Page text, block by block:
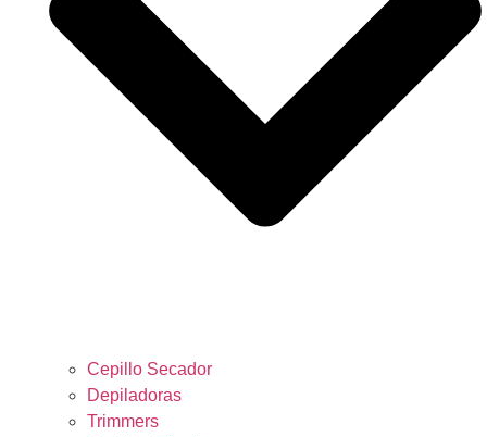
Cepillo Secador
Depiladoras
Trimmers